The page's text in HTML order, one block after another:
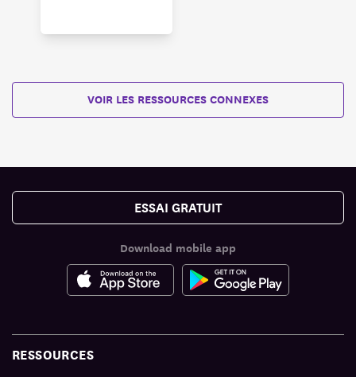
VOIR LES RESSOURCES CONNEXES
ESSAI GRATUIT
Download mobile app
RESSOURCES